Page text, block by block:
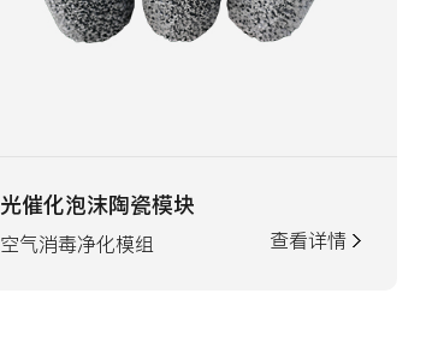
光催化泡沫陶瓷模块
空气消毒净化模组 查看详情